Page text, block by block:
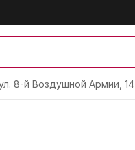
8-й Воздушной Армии, 14